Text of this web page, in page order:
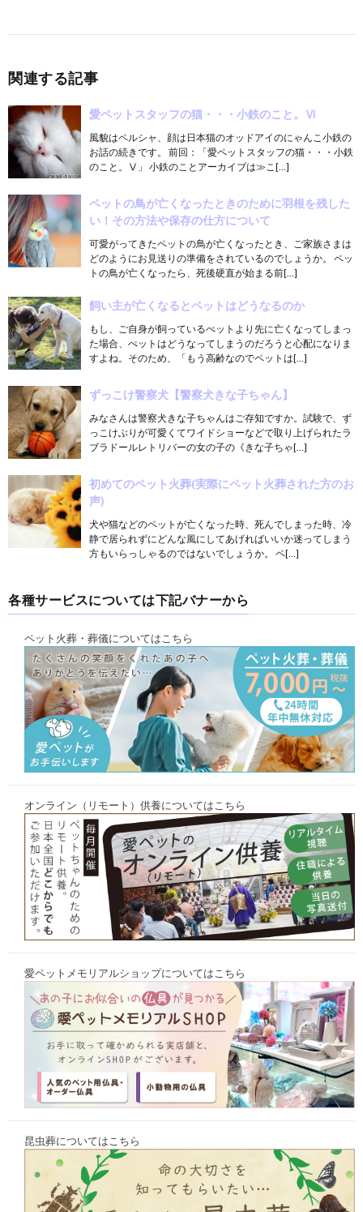
関連する記事
愛ペットスタッフの猫・・・小鉄のこと。Ⅵ
風貌はペルシャ、顔は日本猫のオッドアイのにゃんこ小鉄の
お話の続きです。 前回：「愛ペットスタッフの猫・・・小鉄
のこと。Ⅴ」 小鉄のことアーカイブは≫こ[…]
ペットの鳥が亡くなったときのために羽根を残した
い！その方法や保存の仕方について
可愛がってきたペットの鳥が亡くなったとき、ご家族さまは
どのようにお見送りの準備をされているのでしょうか。 ペッ
トの鳥が亡くなったら、死後硬直が始まる前[…]
飼い主が亡くなるとペットはどうなるのか
もし、ご自身が飼っているぺットより先に亡くなってしまっ
た場合、ぺットはどうなってしまうのだろうと心配になりま
すよね。そのため、「もう高齢なのでペットは[…]
ずっこけ警察犬【警察犬きな子ちゃん】
みなさんは警察犬きな子ちゃんはご存知ですか。試験で、ず
っこけぶりが可愛くてワイドショーなどで取り上げられたラ
ブラドールレトリバーの女の子の《きな子ちゃ[…]
初めてのペット火葬(実際にペット火葬された方のお
声)
犬や猫などのペットが亡くなった時、死んでしまった時、冷
静で居られずにどんな風にしてあげればいいか迷ってしまう
方もいらっしゃるのではないでしょうか。 ペ[…]
各種サービスについては下記バナーから
ペット火葬・葬儀についてはこちら
オンライン（リモート）供養についてはこちら
愛ペットメモリアルショップについてはこちら
昆虫葬についてはこちら